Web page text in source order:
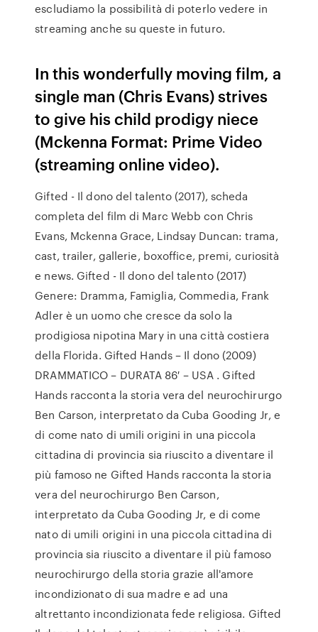
escludiamo la possibilità di poterlo vedere in
streaming anche su queste in futuro.
In this wonderfully moving film, a
single man (Chris Evans) strives
to give his child prodigy niece
(Mckenna Format: Prime Video
(streaming online video).
Gifted - Il dono del talento (2017), scheda
completa del film di Marc Webb con Chris
Evans, Mckenna Grace, Lindsay Duncan: trama,
cast, trailer, gallerie, boxoffice, premi, curiosità
e news. Gifted - Il dono del talento (2017)
Genere: Dramma, Famiglia, Commedia, Frank
Adler è un uomo che cresce da solo la
prodigiosa nipotina Mary in una città costiera
della Florida. Gifted Hands – Il dono (2009)
DRAMMATICO – DURATA 86′ – USA . Gifted
Hands racconta la storia vera del neurochirurgo
Ben Carson, interpretato da Cuba Gooding Jr, e
di come nato di umili origini in una piccola
cittadina di provincia sia riuscito a diventare il
più famoso ne Gifted Hands racconta la storia
vera del neurochirurgo Ben Carson,
interpretato da Cuba Gooding Jr, e di come
nato di umili origini in una piccola cittadina di
provincia sia riuscito a diventare il più famoso
neurochirurgo della storia grazie all'amore
incondizionato di sua madre e ad una
altrettanto incondizionata fede religiosa. Gifted